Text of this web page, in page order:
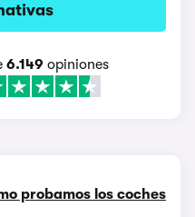
6.149 opiniones
probamos los coches